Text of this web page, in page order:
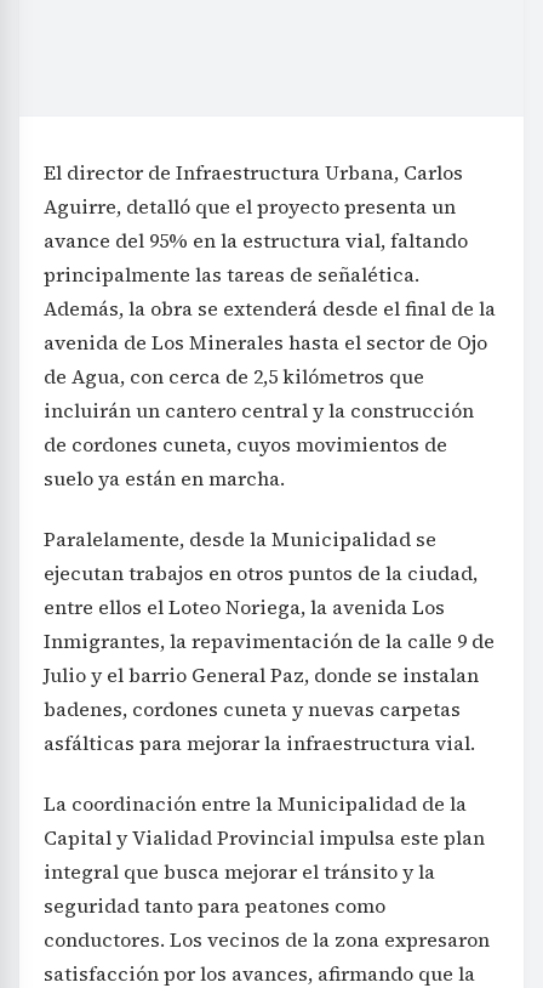
El director de Infraestructura Urbana, Carlos
Aguirre, detalló que el proyecto presenta un
avance del 95% en la estructura vial, faltando
principalmente las tareas de señalética.
Además, la obra se extenderá desde el final de la
avenida de Los Minerales hasta el sector de Ojo
de Agua, con cerca de 2,5 kilómetros que
incluirán un cantero central y la construcción
de cordones cuneta, cuyos movimientos de
suelo ya están en marcha.
Paralelamente, desde la Municipalidad se
ejecutan trabajos en otros puntos de la ciudad,
entre ellos el Loteo Noriega, la avenida Los
Inmigrantes, la repavimentación de la calle 9 de
Julio y el barrio General Paz, donde se instalan
badenes, cordones cuneta y nuevas carpetas
asfálticas para mejorar la infraestructura vial.
La coordinación entre la Municipalidad de la
Capital y Vialidad Provincial impulsa este plan
integral que busca mejorar el tránsito y la
seguridad tanto para peatones como
conductores. Los vecinos de la zona expresaron
satisfacción por los avances, afirmando que la